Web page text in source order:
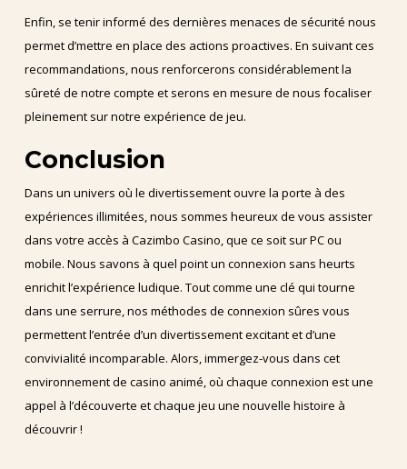
Enfin, se tenir informé des dernières menaces de sécurité nous
permet d’mettre en place des actions proactives. En suivant ces
recommandations, nous renforcerons considérablement la
sûreté de notre compte et serons en mesure de nous focaliser
pleinement sur notre expérience de jeu.
Conclusion
Dans un univers où le divertissement ouvre la porte à des
expériences illimitées, nous sommes heureux de vous assister
dans votre accès à Cazimbo Casino, que ce soit sur PC ou
mobile. Nous savons à quel point un connexion sans heurts
enrichit l’expérience ludique. Tout comme une clé qui tourne
dans une serrure, nos méthodes de connexion sûres vous
permettent l’entrée d’un divertissement excitant et d’une
convivialité incomparable. Alors, immergez-vous dans cet
environnement de casino animé, où chaque connexion est une
appel à l’découverte et chaque jeu une nouvelle histoire à
découvrir !